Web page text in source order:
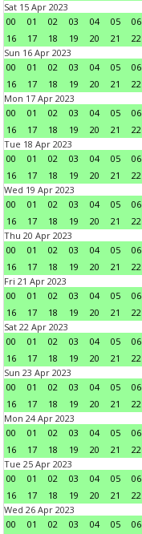
Sat 15 Apr 2023
00
01 02 03 04 05 06
16
17 18 19 20 21 22
Sun 16 Apr 2023
00
01 02 03 04 05 06
16
17 18 19 20 21 22
Mon 17 Apr 2023
00
01 02 03 04 05 06
16
17 18 19 20 21 22
Tue 18 Apr 2023
00
01 02 03 04 05 06
16
17 18 19 20 21 22
Wed 19 Apr 2023
00
01 02 03 04 05 06
16
17 18 19 20 21 22
Thu 20 Apr 2023
00
01 02 03 04 05 06
16
17 18 19 20 21 22
Fri 21 Apr 2023
00
01 02 03 04 05 06
16
17 18 19 20 21 22
Sat 22 Apr 2023
00
01 02 03 04 05 06
16
17 18 19 20 21 22
Sun 23 Apr 2023
00
01 02 03 04 05 06
16
17 18 19 20 21 22
Mon 24 Apr 2023
00
01 02 03 04 05 06
16
17 18 19 20 21 22
Tue 25 Apr 2023
00
01 02 03 04 05 06
16
17 18 19 20 21 22
Wed 26 Apr 2023
00
01 02 03 04 05 06